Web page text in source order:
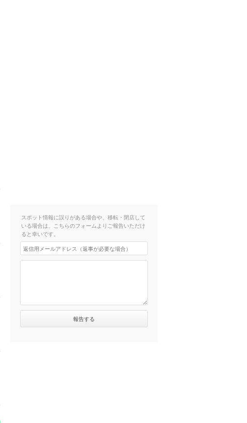
スポット情報に誤りがある場合や、移転・閉店して
いる場合は、こちらのフォームよりご報告いただけ
ると幸いです。